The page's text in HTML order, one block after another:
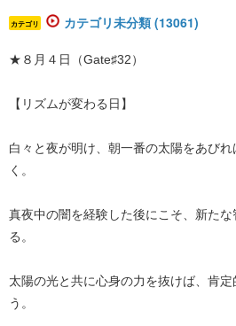
カテゴリ カテゴリ未分類 (13061)
★８月４日（Gate♯32）
【リズムが変わる日】
白々と夜が明け、朝一番の太陽をあび
く。
真夜中の闇を経験した後にこそ、新た
る。
太陽の光と共に心身の力を抜けば、肯
う。